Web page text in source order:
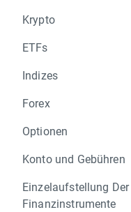
Krypto
ETFs
Indizes
Forex
Optionen
Konto und Gebühren
Einzelaufstellung Der
Finanzinstrumente